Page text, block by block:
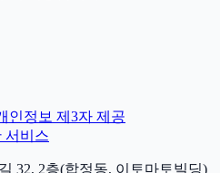
인정보 제3자 제공
서비스
32, 2층(합정동, 이토마토빌딩)